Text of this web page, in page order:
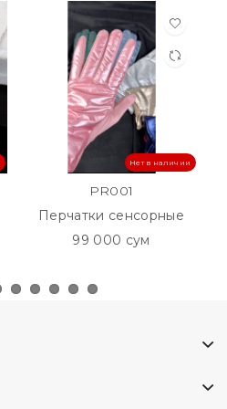
Нет в наличии
PR001
Перчатки сенсорные
99 000 сум